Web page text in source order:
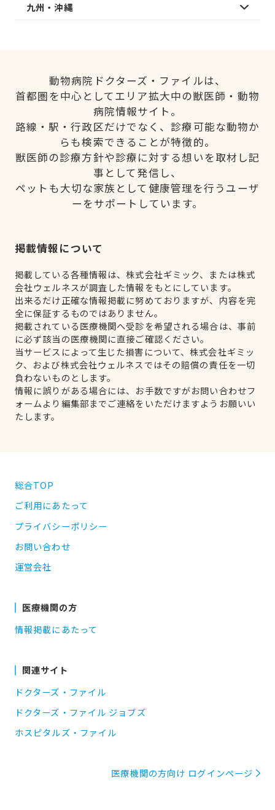
九州・沖縄
動物病院ドクターズ・ファイルは、
首都圏を中心としてエリア拡大中の獣医師・動物
病院情報サイト。
路線・駅・行政区だけでなく、診療可能な動物か
らも検索できることが特徴的。
獣医師の診療方針や診療に対する想いを取材し記
事として発信し、
ペットも大切な家族として健康管理を行うユーザ
ーをサポートしています。
掲載情報について
掲載している各種情報は、株式会社ギミック、または株式
会社ウェルネスが調査した情報をもとにしています。
出来るだけ正確な情報掲載に努めておりますが、内容を完
全に保証するものではありません。
掲載されている医療機関へ受診を希望される場合は、事前
に必ず該当の医療機関に直接ご確認ください。
当サービスによって生じた損害について、株式会社ギミッ
ク、および株式会社ウェルネスではその賠償の責任を一切
負わないものとします。
情報に誤りがある場合には、お手数ですがお問い合わせフ
ォームより編集部までご連絡をいただけますようお願いい
たします。
総合TOP
ご利用にあたって
プライバシーポリシー
お問い合わせ
運営会社
医療機関の方
情報掲載にあたって
関連サイト
ドクターズ・ファイル
ドクターズ・ファイル ジョブズ
ホスピタルズ・ファイル
医療機関の方向け ログインページ